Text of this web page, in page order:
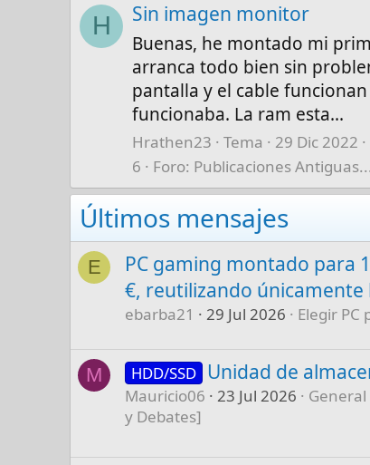
H Sin imagen monitor
Buenas, he montado mi
arranca todo bien sin
pantalla y el cable
funcionaba. La ram esta...
Hrathen23 Tema 29 Dic 2022
6
Foro: Publicaciones
Últimos mensajes
E
PC gaming montado para
€, reutilizando únicamente
ebarba21 29 Jul 2026 Elegir PC
M HDD/SSD Unidad de
Mauricio06 23 Jul 2026
y Debates]